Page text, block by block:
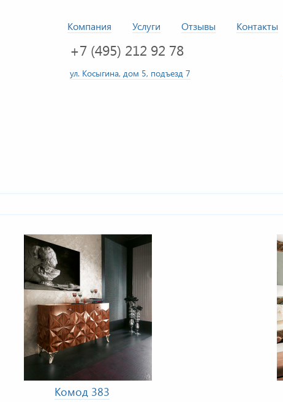
Компания Услуги Отзывы Контакты
+7 (495) 212 92 78
ул. Косыгина, дом 5, подъезд 7
Комод 383